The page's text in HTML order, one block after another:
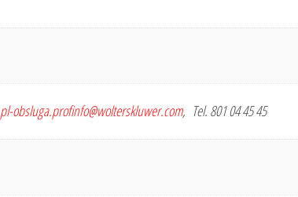
pl-obsluga.profinfo@wolterskluwer.com, Tel. 801 04 45 45